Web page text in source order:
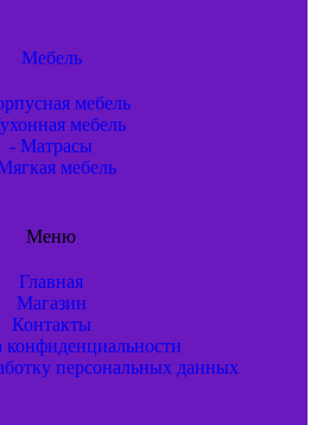
Мебель
мебель
мебель
- Матрасы
мебель
Меню
Главная
Магазин
Контакты
персональных данных